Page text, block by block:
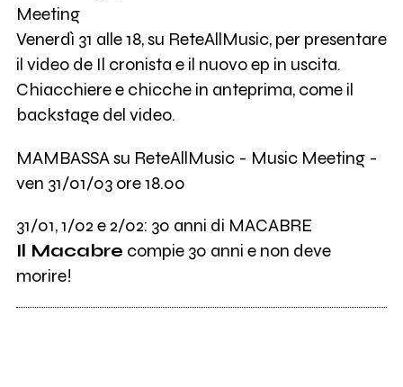
Meeting
Venerdì 31 alle 18, su ReteAllMusic, per presentare
il video de Il cronista e il nuovo ep in uscita.
Chiacchiere e chicche in anteprima, come il
backstage del video.
MAMBASSA su ReteAllMusic - Music Meeting -
ven 31/01/03 ore 18.00
31/01, 1/02 e 2/02: 30 anni di MACABRE
Il Macabre compie 30 anni e non deve
morire!